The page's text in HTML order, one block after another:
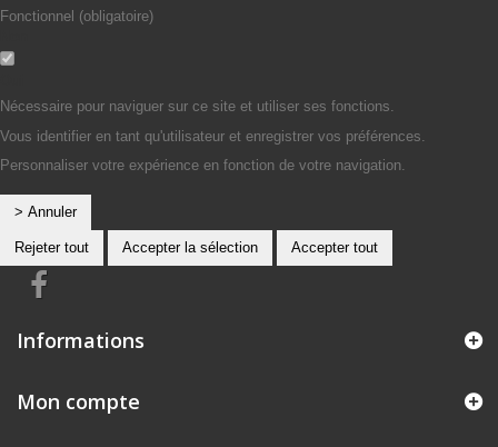
Fonctionnel (obligatoire)
Nécessaire pour naviguer sur ce site et utiliser ses fonctions.
Vous identifier en tant qu'utilisateur et enregistrer vos préférences.
Personnaliser votre expérience en fonction de votre navigation.
> Annuler
Rejeter tout Accepter la sélection Accepter tout
Informations
Mon compte